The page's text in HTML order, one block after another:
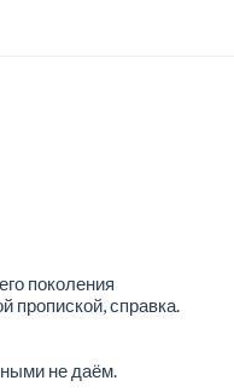
поколения
пропиской, справка.
не даём.